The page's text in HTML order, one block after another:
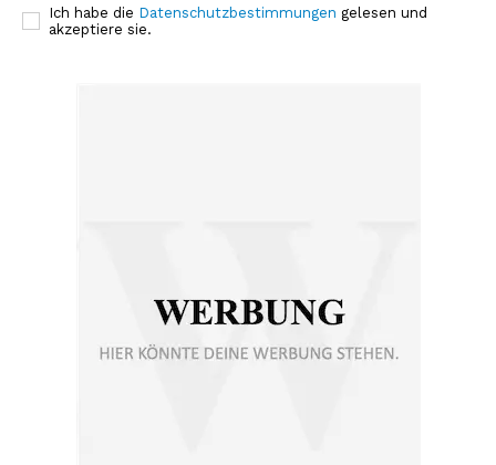
Ich habe die Datenschutzbestimmungen gelesen und
akzeptiere sie.